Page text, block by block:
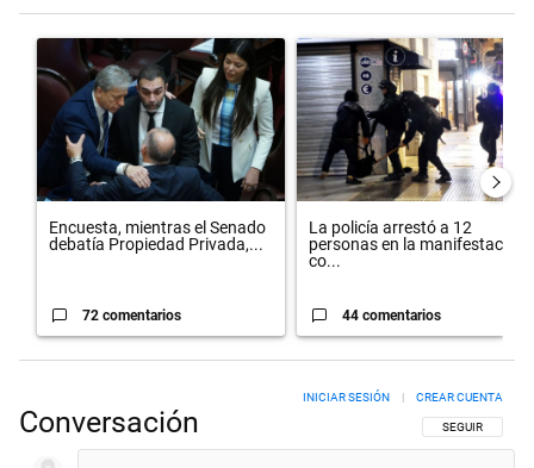
Un artículo de tendencia con el título "Encuesta, mientras el
Encuesta, mientras el Senado
debatía Propiedad Privada,...
72 comentarios
Un artículo de tendencia con el
La policía arrestó a 12
personas en la manifestación
co...
44 comentarios
Conversación SIGA ESTA
SEGUIR
INICIAR SESIÓN CREAR CUENTA